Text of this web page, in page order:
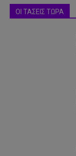
ΟΙ ΤΑΣΕΙΣ ΤΩΡΑ